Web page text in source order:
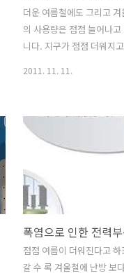
더운 여름철에도 그리고
의 사용량은 점점 늘어나고
니다. 지구가 점점 더워지
면 더욱 많은 에너지를 생산
더 큰발전소를 지어야하고
환경파괴도 되고 여러모로
는데, 에너지 소비를 현명
가적 차원으로 규제를 하
를 하지 않는 자연에너지
이 있을 것 입니다. 예전에
를 방문했을 때, 제로하우
각해보게 되었는데요. 건물
2011. 11. 11.
점점 여름이 더워진다고
갈 수 록 겨울철에 난방 보